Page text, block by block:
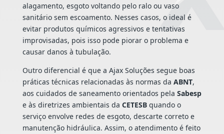
alagamento, esgoto voltando pelo ralo ou vaso
sanitário sem escoamento. Nesses casos, o ideal é
evitar produtos químicos agressivos e tentativas
improvisadas, pois isso pode piorar o problema e
causar danos à tubulação.
Outro diferencial é que a Ajax Soluções segue boas
práticas técnicas relacionadas às normas da ABNT,
aos cuidados de saneamento orientados pela Sabesp
e às diretrizes ambientais da CETESBquando o
serviço envolve redes de esgoto, descarte correto e
manutenção hidráulica. Assim, o atendimento é feito